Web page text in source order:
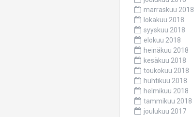
marraskuu 2018
lokakuu 2018
syyskuu 2018
elokuu 2018
heinäkuu 2018
kesäkuu 2018
toukokuu 2018
huhtikuu 2018
helmikuu 2018
tammikuu 2018
joulukuu 2017